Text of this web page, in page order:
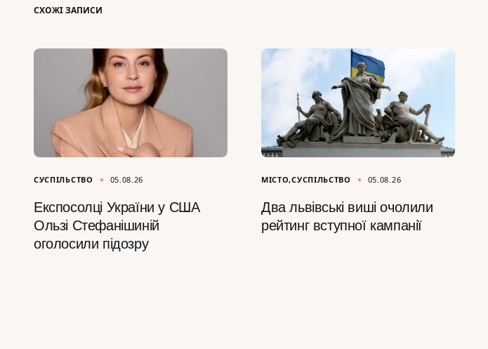
СХОЖІ ЗАПИСИ
СУСПІЛЬСТВО 05.08.26
Експосолці України у США
Ользі Стефанішиній
оголосили підозру
МІСТО СУСПІЛЬСТВО 05.08.26
Два львівські виші очолили
рейтинг вступної кампанії